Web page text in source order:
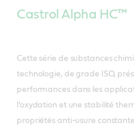
Castrol Alpha HC™
Cette série de substances
technologie, de grade ISO,
performances dans les
l’oxydation et une stabilité
propriétés anti-usure